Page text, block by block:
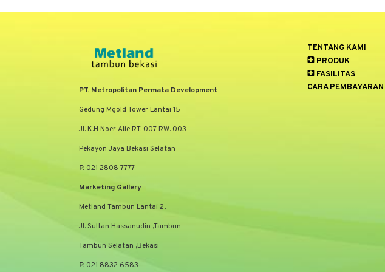
PT. Metropolitan Permata Development
Gedung Mgold Tower Lantai 15
Jl. K.H Noer Alie RT. 007 RW. 003
Pekayon Jaya Bekasi Selatan
P. 021 2808 7777
Marketing Gallery
Metland Tambun Lantai 2,
Jl. Sultan Hassanudin ,Tambun
Tambun Selatan ,Bekasi
P. 021 8832 6583
TENTANG KAMI
PRODUK
FASILITAS
CARA PEMBAYARAN